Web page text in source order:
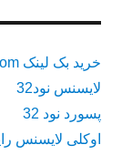
خرید بک لینک behtarinbacklink.com
لایسنس نود32
پسورد نود 32
اوکلی لایسنس